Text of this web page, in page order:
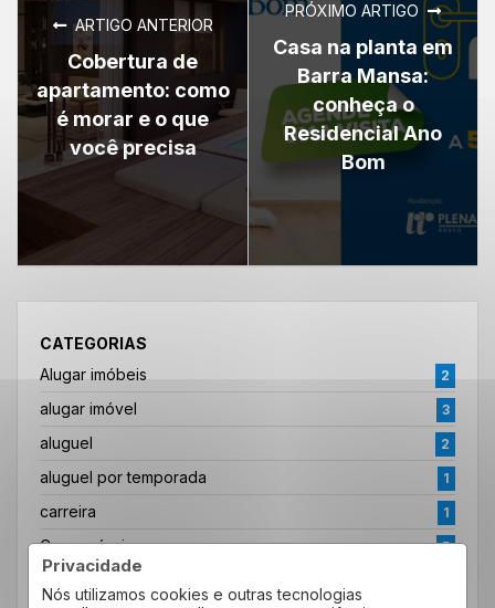
Privacidade
Nós utilizamos cookies e outras tecnologias
ARTIGO ANTERIOR
Cobertura de
apartamento: como
é morar e o que
você precisa
PRÓXIMO ARTIGO
Casa na planta em
Barra Mansa:
conheça o
Residencial Ano
Bom
CATEGORIAS
Alugar imóbeis
2
alugar imóvel 3
aluguel 2
aluguel por temporada 1
carreira 1
Casa própria 5